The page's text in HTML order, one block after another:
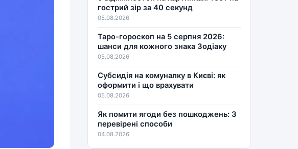
гострий зір за 40 секунд
05.08.2026
Таро-гороскоп на 5 серпня 2026:
шанси для кожного знака Зодіаку
05.08.2026
Субсидія на комуналку в Києві: як
оформити і що врахувати
05.08.2026
Як помити ягоди без пошкоджень: 3
перевірені способи
04.08.2026